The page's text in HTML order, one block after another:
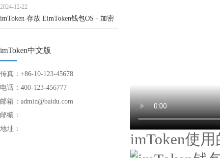
2024-12-22
imToken 存放 EimToken钱包OS - 加密
imToken中文版
传真：+86-10-123-45678
电话：400-123-456777
邮箱：admin@baidu.com
邮编：
地址：
imToken使